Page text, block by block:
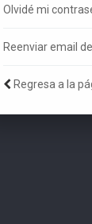
Olvidé mi
Reenviar email
Regresa a la